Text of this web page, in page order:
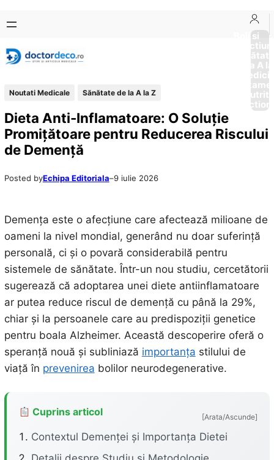
conținut
content
Boli si
Afectiuni
Sănătate
de la A
Noutati Medicale Sănătate de la A la Z
Dieta Anti-Inflamatoare: O Soluție
Promițătoare pentru Reducerea Riscului
de Demență
Posted byEchipa Editoriala–9 iulie 2026
Demența este o afecțiune care afectează milioane de
oameni la nivel mondial, generând nu doar suferință
personală, ci și o povară considerabilă pentru
sistemele de sănătate. Într-un nou studiu, cercetătorii
sugerează că adoptarea unei diete antiinflamatoare
ar putea reduce riscul de demență cu până la 29%,
chiar și la persoanele care au predispoziții genetice
pentru boala Alzheimer. Această descoperire oferă o
speranță nouă și subliniază importanța stilului de
viață în prevenirea bolilor neurodegenerative.
Cuprins articol [Arata/Ascunde]
Contextul Demenței și Importanța Dietei